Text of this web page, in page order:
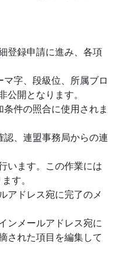
登録申請に進み、各項
字、段級位、所属ブロ
公開となります。
件の照合に使用されま
、連盟事務局からの連
います。この作業には
す。
アドレス宛に完了のメ
ンメールアドレス宛に
された項目を編集して